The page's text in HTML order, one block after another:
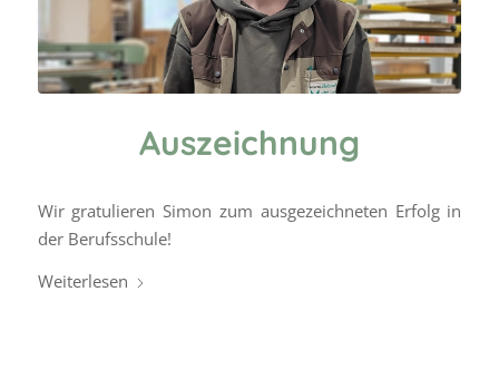
Auszeichnung
Wir gratulieren Simon zum ausgezeichneten Erfolg in
der Berufsschule!
Weiterlesen